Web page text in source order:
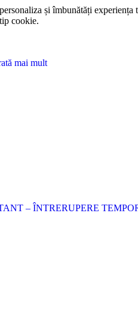
și îmbunătăți
cookie.
mai mult
– ÎNTRERUPERE